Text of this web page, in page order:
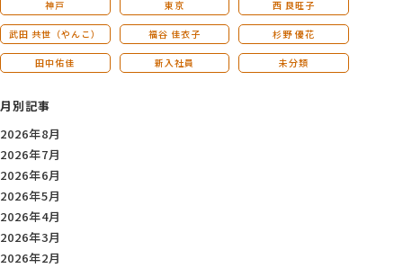
神戸 東京 西 良旺子
武田 共世（やんこ） 福谷 佳衣子 杉野 優花
田中佑佳 新入社員 未分類
月別記事
2026年8月
2026年7月
2026年6月
2026年5月
2026年4月
2026年3月
2026年2月